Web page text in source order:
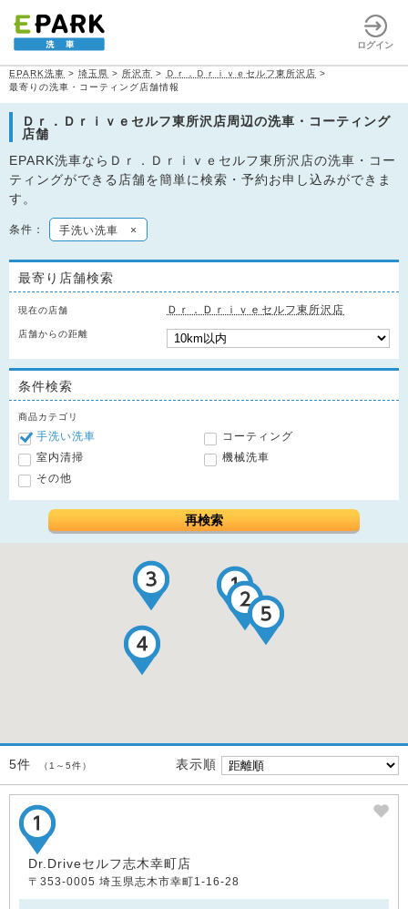
ログイン
EPARK洗車 > 埼玉県 > 所沢市 > Ｄｒ．Ｄｒｉｖｅセルフ東所沢店 >
最寄りの洗車・コーティング店舗情報
Ｄｒ．Ｄｒｉｖｅセルフ東所沢店周辺の洗車・コーティング
店舗
EPARK洗車ならＤｒ．Ｄｒｉｖｅセルフ東所沢店の洗車・コー
ティングができる店舗を簡単に検索・予約お申し込みができま
す。
条件： 手洗い洗車 ×
最寄り店舗検索
現在の店舗 Ｄｒ．Ｄｒｉｖｅセルフ東所沢店
店舗からの距離
条件検索
商品カテゴリ
手洗い洗車
コーティング
室内清掃
機械洗車
その他
再検索
5件 （1～5件） 表示順
Dr.Driveセルフ志木幸町店
〒353-0005 埼玉県志木市幸町1-16-28